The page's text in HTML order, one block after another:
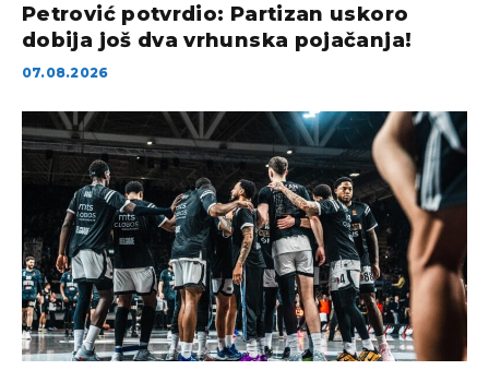
Petrović potvrdio: Partizan uskoro
dobija još dva vrhunska pojačanja!
07.08.2026